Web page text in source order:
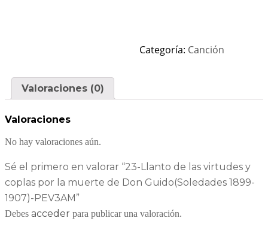
Categoría: Canción
Valoraciones (0)
Valoraciones
No hay valoraciones aún.
Sé el primero en valorar “23-Llanto de las virtudes y
coplas por la muerte de Don Guido(Soledades 1899-
1907)-PEV3AM”
Debes acceder para publicar una valoración.